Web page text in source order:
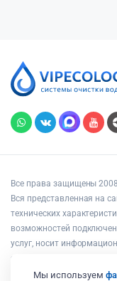
Все права защищены
Вся представленная на
технических
возможностей
услуг, носит
является публичной
Гражданского кодекса
Мы используем